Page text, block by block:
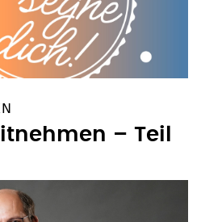
– Teil